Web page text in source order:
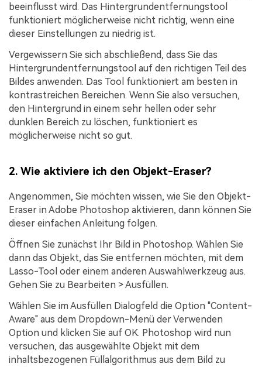
beeinflusst wird. Das Hintergrundentfernungstool
funktioniert möglicherweise nicht richtig, wenn eine
dieser Einstellungen zu niedrig ist.
Vergewissern Sie sich abschließend, dass Sie das
Hintergrundentfernungstool auf den richtigen Teil des
Bildes anwenden. Das Tool funktioniert am besten in
kontrastreichen Bereichen. Wenn Sie also versuchen,
den Hintergrund in einem sehr hellen oder sehr
dunklen Bereich zu löschen, funktioniert es
möglicherweise nicht so gut.
2. Wie aktiviere ich den Objekt-Eraser?
Angenommen, Sie möchten wissen, wie Sie den Objekt-
Eraser in Adobe Photoshop aktivieren, dann können Sie
dieser einfachen Anleitung folgen.
Öffnen Sie zunächst Ihr Bild in Photoshop. Wählen Sie
dann das Objekt, das Sie entfernen möchten, mit dem
Lasso-Tool oder einem anderen Auswahlwerkzeug aus.
Gehen Sie zu Bearbeiten > Ausfüllen.
Wählen Sie im Ausfüllen Dialogfeld die Option "Content-
Aware" aus dem Dropdown-Menü der Verwenden
Option und klicken Sie auf OK. Photoshop wird nun
versuchen, das ausgewählte Objekt mit dem
inhaltsbezogenen Füllalgorithmus aus dem Bild zu